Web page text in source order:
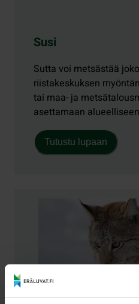
Susi
Sutta voi metsästää
riistakeskuksen
tai maa- ja
asettamaan
Tutustu lupaan